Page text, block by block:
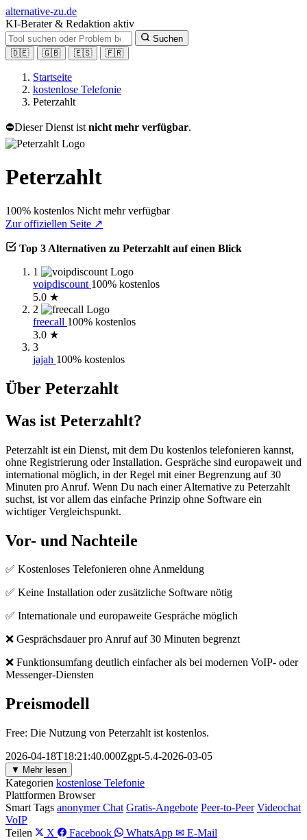
alternative-zu.de
KI-Berater & Redaktion aktiv
Suchen
🇩🇪
🇬🇧 🇪🇸 🇫🇷
Startseite
kostenlose Telefonie
Peterzahlt
⛔Dieser Dienst ist nicht mehr verfügbar.
Peterzahlt
100% kostenlos Nicht mehr verfügbar
Zur offiziellen Seite ↗
Top 3 Alternativen zu Peterzahlt auf einen Blick
1
voipdiscount 100% kostenlos
5.0 ★
2
freecall 100% kostenlos
3.0 ★
3
jajah 100% kostenlos
Über Peterzahlt
Was ist Peterzahlt?
Peterzahlt ist ein Dienst, mit dem Du kostenlos telefonieren kannst,
ohne Registrierung oder Installation. Gespräche sind europaweit und
international möglich, in der Regel mit einer Begrenzung auf 30
Minuten pro Anruf. Wenn Du nach einer Alternative zu Peterzahlt
suchst, ist vor allem das einfache Prinzip ohne Software ein
wichtiger Vergleichspunkt.
Vor- und Nachteile
✅ Kostenloses Telefonieren ohne Anmeldung
✅ Keine Installation oder zusätzliche Software nötig
✅ Internationale und europaweite Gespräche möglich
❌ Gesprächsdauer pro Anruf auf 30 Minuten begrenzt
❌ Funktionsumfang deutlich einfacher als bei modernen VoIP- oder
Messenger-Diensten
Preismodell
Free: Die Nutzung von Peterzahlt ist kostenlos.
2026-04-18T18:21:40.000Zgpt-5.4-2026-03-05
▼ Mehr lesen
Kategorien kostenlose Telefonie
Plattformen Browser
Smart Tags anonymer Chat Gratis-Angebote Peer-to-Peer Videochat
VoIP
Teilen
X Facebook WhatsApp ✉ E-Mail